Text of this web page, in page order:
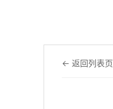
← 返回列表页